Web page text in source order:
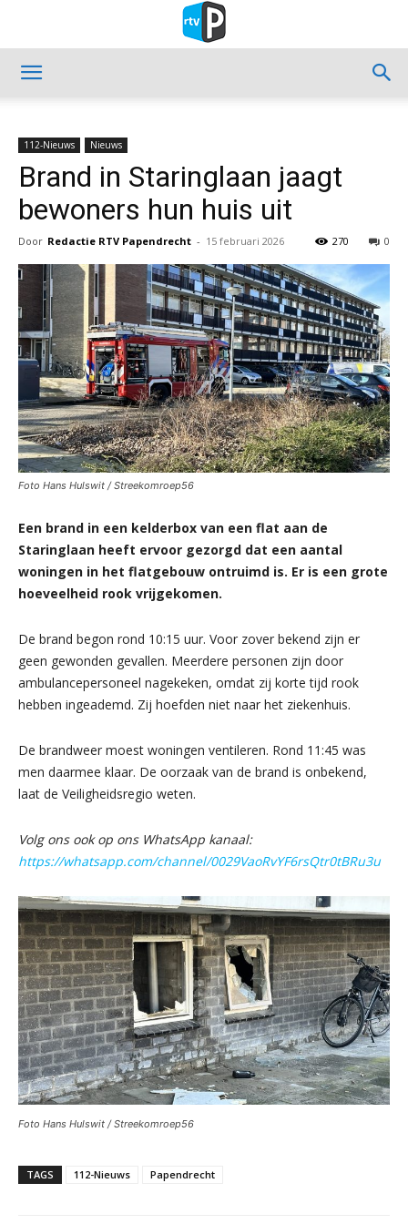
112-Nieuws Nieuws
Brand in Staringlaan jaagt
bewoners hun huis uit
Door Redactie RTV Papendrecht - 15 februari 2026 0
270
Foto Hans Hulswit / Streekomroep56
Een brand in een kelderbox van een flat aan de
Staringlaan heeft ervoor gezorgd dat een aantal
woningen in het flatgebouw ontruimd is. Er is een grote
hoeveelheid rook vrijgekomen.
De brand begon rond 10:15 uur. Voor zover bekend zijn er
geen gewonden gevallen. Meerdere personen zijn door
ambulancepersoneel nagekeken, omdat zij korte tijd rook
hebben ingeademd. Zij hoefden niet naar het ziekenhuis.
De brandweer moest woningen ventileren. Rond 11:45 was
men daarmee klaar. De oorzaak van de brand is onbekend,
laat de Veiligheidsregio weten.
Volg ons ook op ons WhatsApp kanaal:
https://whatsapp.com/channel/0029VaoRvYF6rsQtr0tBRu3u
Foto Hans Hulswit / Streekomroep56
TAGS 112-Nieuws Papendrecht